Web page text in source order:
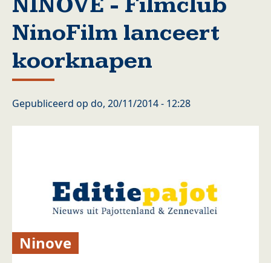
NinoFilm lanceert
koorknapen
Gepubliceerd op do, 20/11/2014 - 12:28
Ninove